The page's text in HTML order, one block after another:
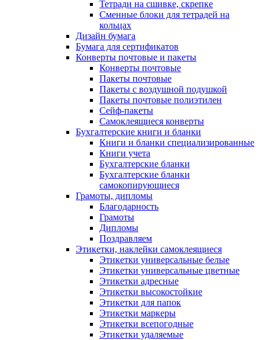
Тетради на сшивке, скрепке
Сменные блоки для тетрадей на
кольцах
Дизайн бумага
Бумага для сертификатов
Конверты почтовые и пакеты
Конверты почтовые
Пакеты почтовые
Пакеты с воздушной подушкой
Пакеты почтовые полиэтилен
Сейф-пакеты
Самоклеящиеся конверты
Бухгалтерские книги и бланки
Книги и бланки специализированные
Книги учета
Бухгалтерские бланки
Бухгалтерские бланки
самокопирующиеся
Грамоты, дипломы
Благодарность
Грамоты
Дипломы
Поздравляем
Этикетки, наклейки самоклеящиеся
Этикетки универсальные белые
Этикетки универсальные цветные
Этикетки адресные
Этикетки высокостойкие
Этикетки для папок
Этикетки маркеры
Этикетки всепогодные
Этикетки удаляемые